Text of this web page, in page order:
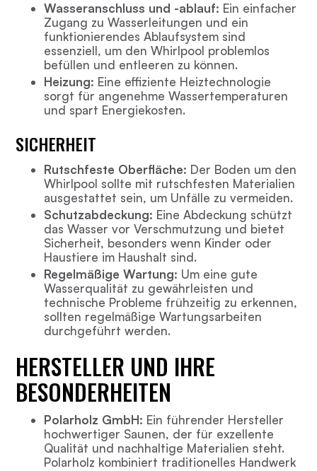
Wasseranschluss und -ablauf: Ein einfacher
Zugang zu Wasserleitungen und ein
funktionierendes Ablaufsystem sind
essenziell, um den Whirlpool problemlos
befüllen und entleeren zu können.
Heizung: Eine effiziente Heiztechnologie
sorgt für angenehme Wassertemperaturen
und spart Energiekosten.
SICHERHEIT
Rutschfeste Oberfläche: Der Boden um den
Whirlpool sollte mit rutschfesten Materialien
ausgestattet sein, um Unfälle zu vermeiden.
Schutzabdeckung: Eine Abdeckung schützt
das Wasser vor Verschmutzung und bietet
Sicherheit, besonders wenn Kinder oder
Haustiere im Haushalt sind.
Regelmäßige Wartung: Um eine gute
Wasserqualität zu gewährleisten und
technische Probleme frühzeitig zu erkennen,
sollten regelmäßige Wartungsarbeiten
durchgeführt werden.
HERSTELLER UND IHRE
BESONDERHEITEN
Polarholz GmbH: Ein führender Hersteller
hochwertiger Saunen, der für exzellente
Qualität und nachhaltige Materialien steht.
Polarholz kombiniert traditionelles Handwerk